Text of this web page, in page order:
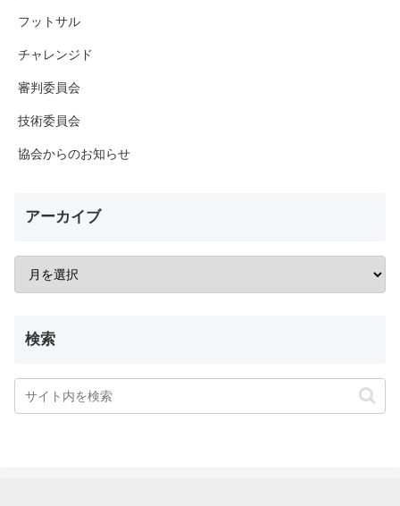
フットサル
チャレンジド
審判委員会
技術委員会
協会からのお知らせ
アーカイブ
検索